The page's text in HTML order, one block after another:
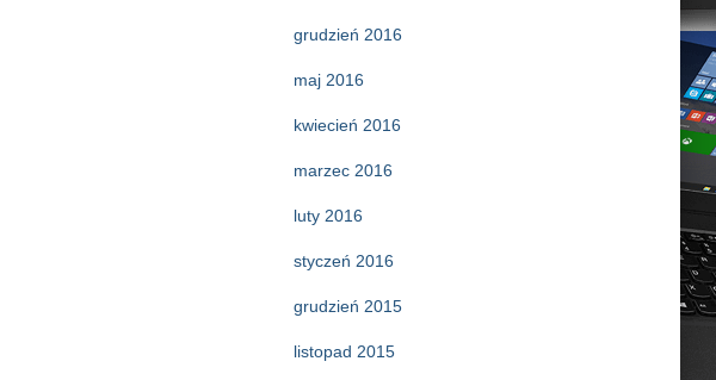
grudzień 2016
maj 2016
kwiecień 2016
marzec 2016
luty 2016
styczeń 2016
grudzień 2015
listopad 2015